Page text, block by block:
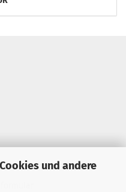
und andere
Versandkosten